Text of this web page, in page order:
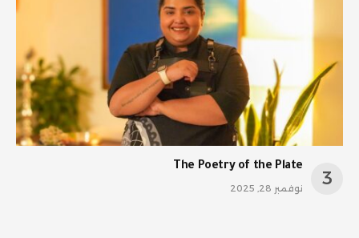
The Poetry of the Plate
نوفمبر 28, 2025